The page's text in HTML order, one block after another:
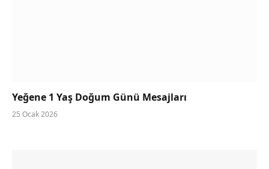
Yeğene 1 Yaş Doğum Günü Mesajları
25 Ocak 2026